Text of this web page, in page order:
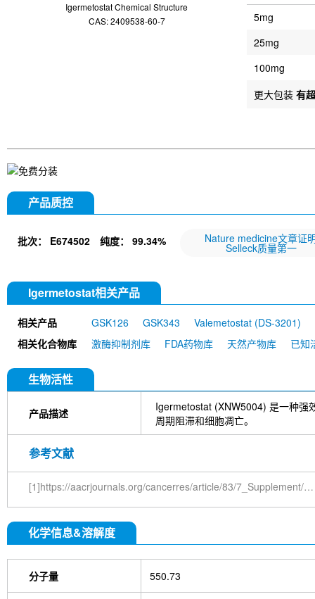
Igermetostat Chemical Structure
CAS: 2409538-60-7
5mg
25mg
100mg
更大包装 有
产品质控
批次： E674502 纯度： 99.34% Nature medicine文章证
Selleck质量第一
Igermetostat相关产品
相关产品 GSK126 GSK343
Valemetostat (DS-3201)
相关化合物库
激酶抑制剂库 FDA药物库 天然产物库 已知
生物活性
产品描述
Igermetostat (XNW5004) 是一种强
周期阻滞和细胞凋亡。
参考文献
[1]https://aacrjournals.org/cancerres/article/83/7_Supplement/3089/720445/Abstract-3089-XNW5004-a-novel-EZH2-inhibitor
化学信息&溶解度
分子量 550.73